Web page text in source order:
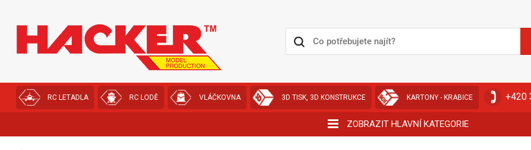
RC LETADLA RC LODĚ VLÁČKOVNA 3D TISK, 3D KONSTRUKCE KARTONY - KRABICE +420
ZOBRAZIT HLAVNÍ KATEGORIE